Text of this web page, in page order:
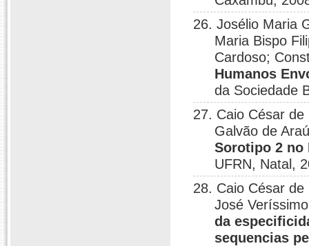
26. Josélio Maria
Maria Bispo
Cardoso;
Humanos
da Sociedade
27. Caio César
Galvão de
Sorotipo 2 no
UFRN, Natal,
28. Caio César
José
da
sequencias